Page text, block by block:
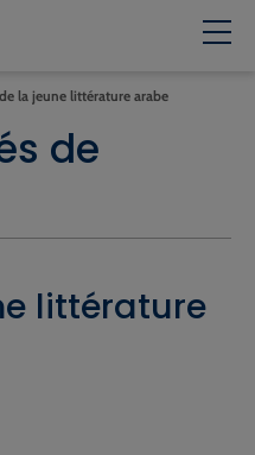
la jeune littérature arabe
de
littérature